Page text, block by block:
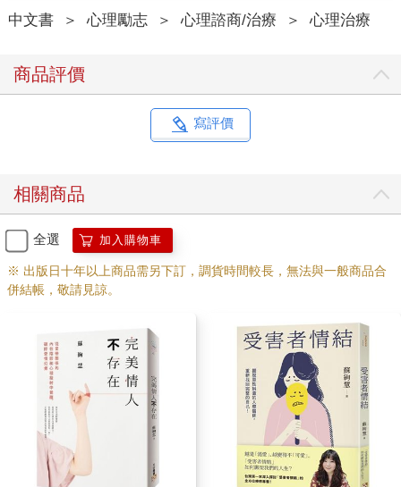
如果，你因為這樣反覆周旋，毫無進展的過程而心生厭倦，或心
方反而被激起令人難以理解的憤怒，將你也放進這個可惡且殘酷
世界的一部分，指責你沒愛心、沒良心、沒道德、沒義理、沒人
總之，這個過程徹頭徹尾，你都感到有點莫名其妙，像是一頭踩
進了什麼大沙坑，陷落下去，不可自拔。雖然你很想抓著沙坑底
必須自救自保時，終於不得不放棄這種無力的掙扎，卻換來沙洞
底下的人大喊大罵：「你就這樣拋下我，自己逃命去，你傷得我
好深呀……」
如果，這是你曾經遇過的對象，或是這個對象現在正在你左右，
那麼，或許你可以慢下來，靜下來，為自己這一段人際關係的奇
幻過程開啟新的思考和理解。或許，你遇見的，正是有著「受害
者情結」的人，也可說是一位專業的「受害者」。
受害者情結，不等於「被害者」
「受害者情結」，不等於「犯罪被害者」。在法律上，定義的
「被害者」是：「係指個人或整體受到傷害包括身心損傷、感情
痛苦、經濟損失或基本權利的重大損害的人，這種傷害是由於觸
犯現行刑事法律，包括那些禁止非法濫用權力的法律的行為或不
中文書 ＞ 心理勵志 ＞ 心理諮商/治療 ＞ 心理治療
商品評價
寫評價
相關商品
全選 加入購物車
※ 出版日十年以上商品需另下訂，調貨時間較長，無法與一般商品合
併結帳，敬請見諒。